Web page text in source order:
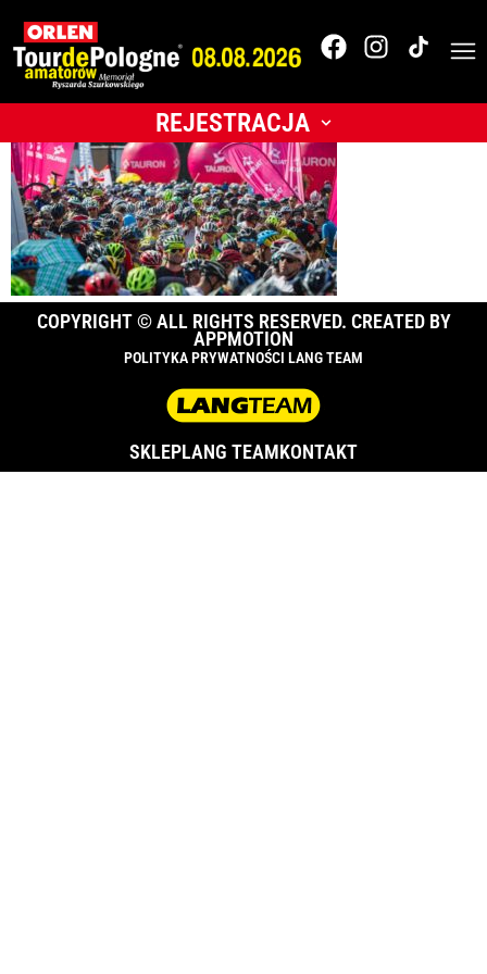
REJESTRACJA
COPYRIGHT © ALL RIGHTS RESERVED. CREATED BY
APPMOTION
POLITYKA PRYWATNOŚCI LANG TEAM
SKLEPLANG TEAMKONTAKT